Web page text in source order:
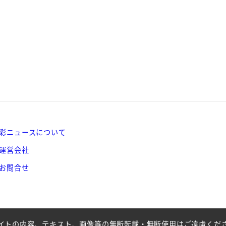
ニュースについて
営会社
問合せ